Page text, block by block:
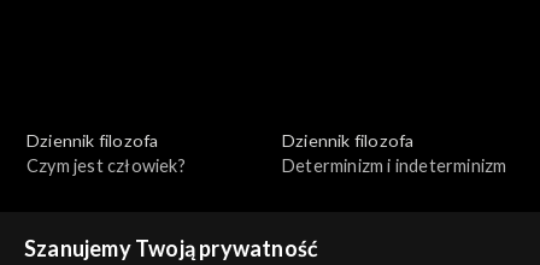
Dziennik filozofa
Czym jest człowiek?
Dziennik filozofa
Determinizm i indeterminizm
Szanujemy Twoją prywatność